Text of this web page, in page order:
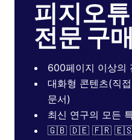
피지오
전문 구
600페이지 이상의
대화형 콘텐츠(직
문서)
최신 연구의 모든
🇬🇧 🇩🇪 🇫🇷